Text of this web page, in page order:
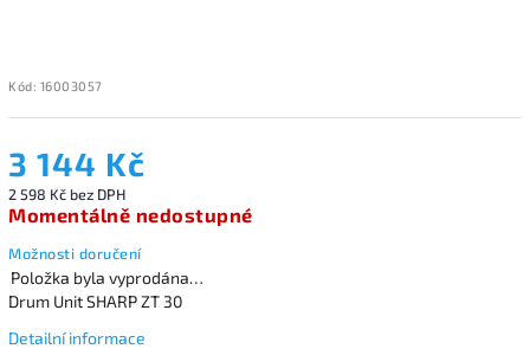
Kód: 16003057
3 144 Kč
2 598 Kč bez DPH
Momentálně nedostupné
Možnosti doručení
Položka byla vyprodána…
Drum Unit SHARP ZT 30
Detailní informace